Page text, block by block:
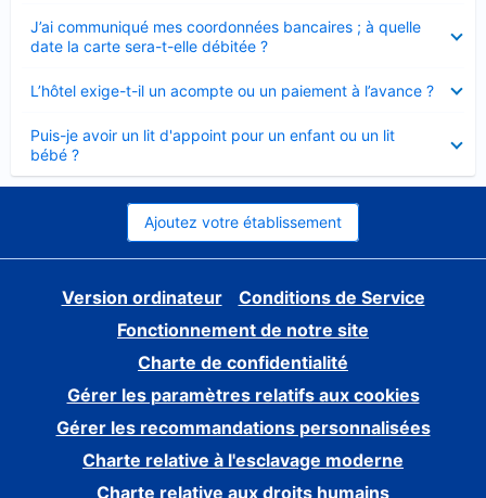
J’ai communiqué mes coordonnées bancaires ; à quelle
date la carte sera-t-elle débitée ?
fermé
L’hôtel exige-t-il un acompte ou un paiement à l’avance ?
fermé
Puis-je avoir un lit d'appoint pour un enfant ou un lit
bébé ?
fermé
Ajoutez votre établissement
Version ordinateur
Conditions de Service
Fonctionnement de notre site
Charte de confidentialité
Gérer les paramètres relatifs aux cookies
Gérer les recommandations personnalisées
Charte relative à l'esclavage moderne
Charte relative aux droits humains